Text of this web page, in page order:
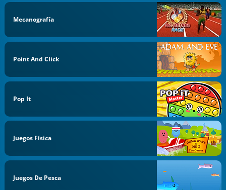
Mecanografía
Point And Click
Pop It
Juegos Física
Juegos De Pesca